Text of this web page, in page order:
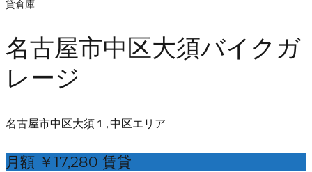
貸倉庫
名古屋市中区大須バイクガ
レージ
名古屋市中区大須１, 中区エリア
月額 ￥17,280 賃貸